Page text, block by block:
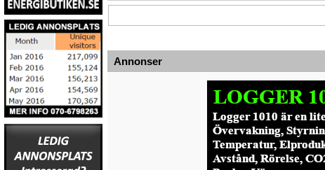
Annonser